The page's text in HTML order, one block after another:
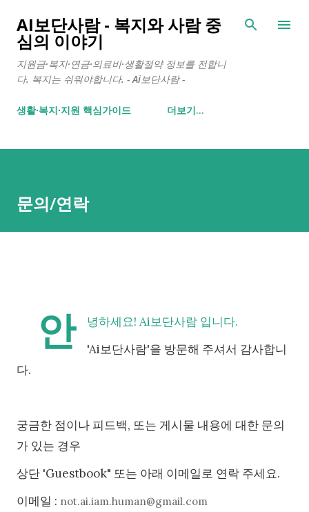
기본 콘텐츠로 건너뛰기
AI보단사람 - 복지와 사람 중
심의 이야기
지원금·복지·연금·의료비·생활절약 정보를 전합니
다. 복지는 쉬워야합니다. - Ai보단사람 -
생활∙복지∙지원 핵심가이드 더보기…
문의/연락
안
녕하세요! Ai보단사람 입니다.
'Ai보단사람'을 방문해 주셔서 감사합니
다.
궁금한 점이나 피드백, 또는 게시물 내용에 대한 문의
가 있는 경우
상단 'Guestbook" 또는 아래 이메일로 연락 주세요.
이메일 : not.ai.iam.human@gmail.com